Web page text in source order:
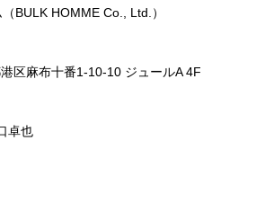
BULK HOMME Co., Ltd.）
区麻布十番1-10-10 ジュールA 4F
卓也